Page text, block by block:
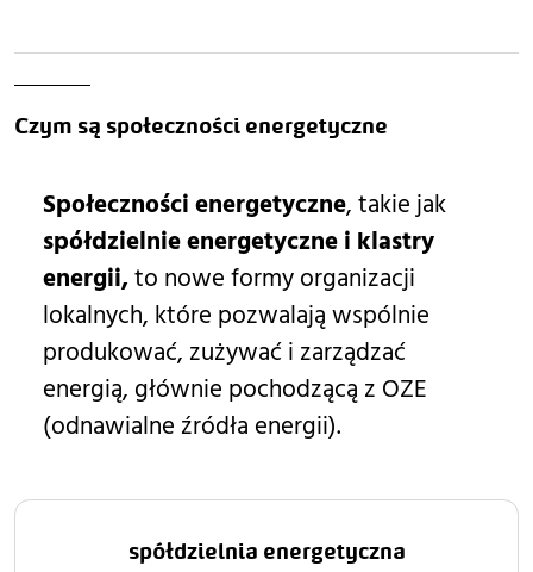
Czym są społeczności energetyczne
Społeczności energetyczne, takie jak
spółdzielnie energetyczne i klastry
energii,to nowe formy organizacji
lokalnych, które pozwalają wspólnie
produkować, zużywać i zarządzać
energią, głównie pochodzącą z OZE
(odnawialne źródła energii).
spółdzielnia energetyczna